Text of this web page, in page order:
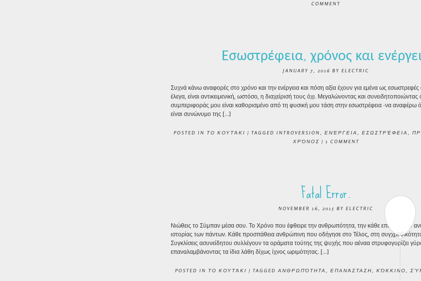
COMMENT
Εσωστρέφεια, χρόνος και
JANUARY 7, 2016 BY ELECTRIC
Συχνά κάνω αναφορές στο χρόνο και την ενέργεια και πόση αξία έχουν για εμένα ως
έλεγα, είναι αντικειμενική, ωστόσο, η διαχείρισή τους όχι. Μεγαλώνοντας και συνειδητοποιώντας
συμπεριφοράς μου είναι καθορισμένο από τη φυσική μου τάση στην εσωστρέφεια -να αναφέρω
είναι συνώνυμο της […]
POSTED IN ΤΟ ΚΟΥΤΆΚΙ | TAGGED INTROVERSION ΕΝΈΡΓΕΙΑ ΕΣΩΣΤΡΈΦΕΙΑ
ΧΡΌΝΟΣ | 1 COMMENT
Fatal Error.
NOVEMBER 16, 2015 BY ELECTRIC
Νιώθεις το Σύμπαν μέσα σου. Το Χρόνο που έφθειρε την ανθρωπότητα, την κάθε επιλογή του
ιστορίας των πάντων. Κάθε προσπάθεια ανθρώπινη που οδήγησε στο Τέλος, στη
Συγκλίσεις ασυνείδητου συλλέγουν τα οράματα τούτης της ψυχής που αέναα στρυφογυρίζει
επαναλαμβάνοντας τα ίδια λάθη δίχως ίχνος ωριμότητας. […]
POSTED IN ΤΟ ΚΟΥΤΆΚΙ | TAGGED ΑΝΘΡΩΠΌΤΗΤΑ ΕΠΑΝΆΣΤΑΣΗ ΚΌΚΚΙΝΟ